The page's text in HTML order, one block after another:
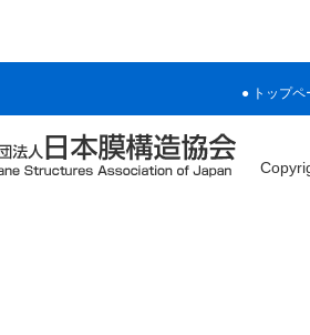
トップペ